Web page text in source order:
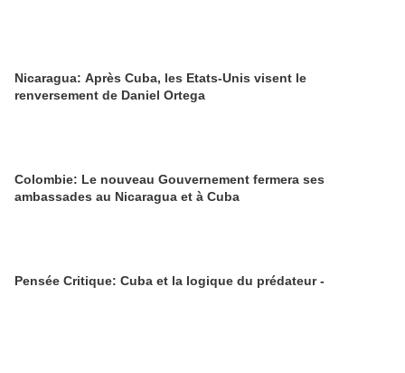
Nicaragua: Après Cuba, les Etats-Unis visent le
renversement de Daniel Ortega
Colombie: Le nouveau Gouvernement fermera ses
ambassades au Nicaragua et à Cuba
Pensée Critique: Cuba et la logique du prédateur -